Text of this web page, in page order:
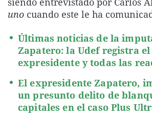
uno cuando este le ha
Últimas noticias de la
Zapatero: la Udef registra
expresidente y todas las
El expresidente Zapatero,
un presunto delito de
capitales en el caso Plus